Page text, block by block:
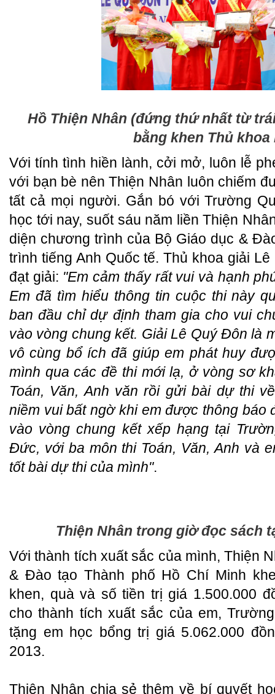
Hồ Thiện Nhân (đứng thứ nhất từ
bằng khen Thủ khoa
Với tính tình hiền lành, cởi mở, luôn lễ
với bạn bè nên Thiện Nhân luôn chiếm
tất cả mọi người. Gắn bó với Trường
học tới nay, suốt sáu năm liền Thiện
diện chương trình của Bộ Giáo dục &
trình tiếng Anh Quốc tế. Thủ khoa giải
đạt giải: "Em cảm thấy rất vui và hạnh
Em đã tìm hiểu thông tin cuộc thi này
ban đầu chỉ dự định tham gia cho vui
vào vòng chung kết. Giải Lê Quý Đôn là
vô cùng bổ ích đã giúp em phát huy
mình qua các đề thi mới lạ, ở vòng sơ
Toán, Văn, Anh văn rồi gửi bài dự thi
niềm vui bất ngờ khi em được thông báo
vào vòng chung kết xếp hạng tại
Đức, với ba môn thi Toán, Văn, Anh và
tốt bài dự thi của mình".
Thiện Nhân trong giờ đọc sách
Với thành tích xuất sắc của mình, Thiện
& Đào tạo Thành phố Hồ Chí Minh
khen, quà và số tiền trị giá 1.500.000
cho thành tích xuất sắc của em,
tặng em học bổng trị giá 5.062.000
2013.
Thiện Nhân chia sẻ thêm về bí quyết